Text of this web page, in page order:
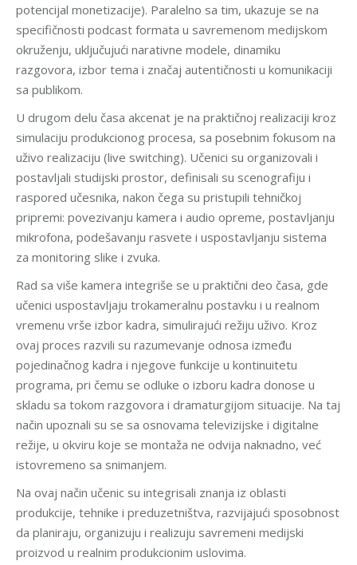
potencijal monetizacije). Paralelno sa tim, ukazuje se na
specifičnosti podcast formata u savremenom medijskom
okruženju, uključujući narativne modele, dinamiku
razgovora, izbor tema i značaj autentičnosti u komunikaciji
sa publikom.
U drugom delu časa akcenat je na praktičnoj realizaciji kroz
simulaciju produkcionog procesa, sa posebnim fokusom na
uživo realizaciju (live switching). Učenici su organizovali i
postavljali studijski prostor, definisali su scenografiju i
raspored učesnika, nakon čega su pristupili tehničkoj
pripremi: povezivanju kamera i audio opreme, postavljanju
mikrofona, podešavanju rasvete i uspostavljanju sistema
za monitoring slike i zvuka.
Rad sa više kamera integriše se u praktični deo časa, gde
učenici uspostavljaju trokameralnu postavku i u realnom
vremenu vrše izbor kadra, simulirajući režiju uživo. Kroz
ovaj proces razvili su razumevanje odnosa između
pojedinačnog kadra i njegove funkcije u kontinuitetu
programa, pri čemu se odluke o izboru kadra donose u
skladu sa tokom razgovora i dramaturgijom situacije. Na taj
način upoznali su se sa osnovama televizijske i digitalne
režije, u okviru koje se montaža ne odvija naknadno, već
istovremeno sa snimanjem.
Na ovaj način učenic su integrisali znanja iz oblasti
produkcije, tehnike i preduzetništva, razvijajući sposobnost
da planiraju, organizuju i realizuju savremeni medijski
proizvod u realnim produkcionim uslovima.